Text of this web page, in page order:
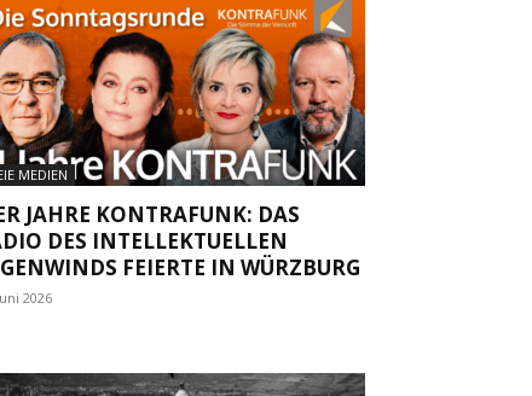
MEDIEN
JAHRE KONTRAFUNK: DAS
DES INTELLEKTUELLEN
FEIERTE IN WÜRZBURG
2026